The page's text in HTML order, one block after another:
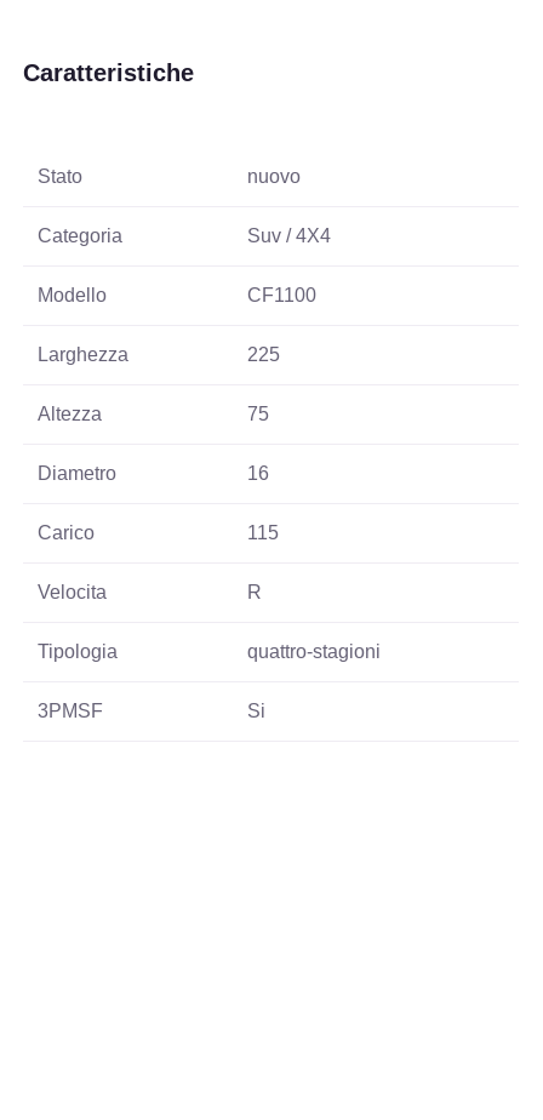
Caratteristiche
Stato nuovo
Categoria Suv / 4X4
Modello CF1100
Larghezza 225
Altezza 75
Diametro 16
Carico 115
Velocita R
Tipologia quattro-stagioni
3PMSF Si